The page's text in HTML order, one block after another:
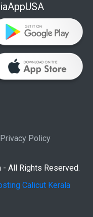
Privacy Policy
All Rights Reserved.
Calicut Kerala